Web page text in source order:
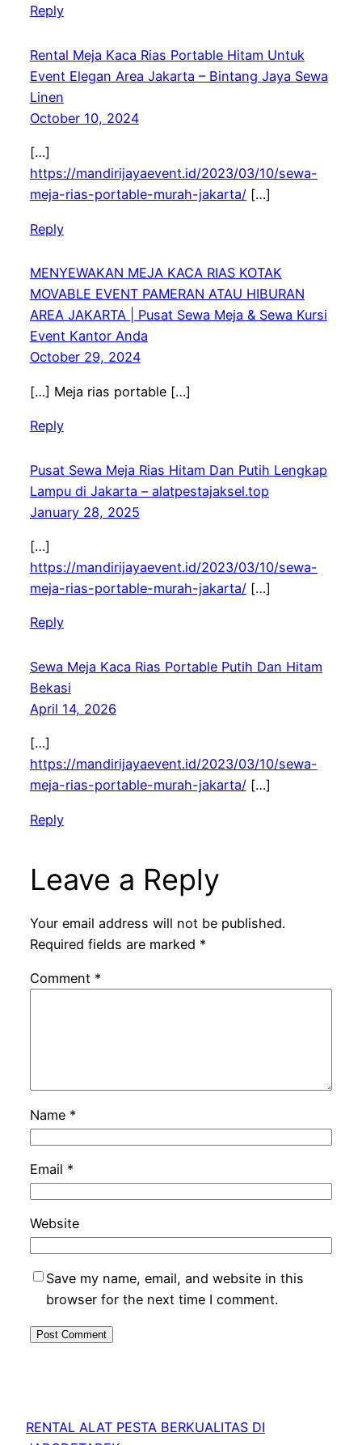
Reply
Rental Meja Kaca Rias Portable Hitam Untuk
Event Elegan Area Jakarta – Bintang Jaya Sewa
Linen
October 10, 2024
[…]
https://mandirijayaevent.id/2023/03/10/sewa-
meja-rias-portable-murah-jakarta/[…]
Reply
MENYEWAKAN MEJA KACA RIAS KOTAK
MOVABLE EVENT PAMERAN ATAU HIBURAN
AREA JAKARTA | Pusat Sewa Meja & Sewa Kursi
Event Kantor Anda
October 29, 2024
[…] Meja rias portable […]
Reply
Pusat Sewa Meja Rias Hitam Dan Putih Lengkap
Lampu di Jakarta – alatpestajaksel.top
January 28, 2025
[…]
https://mandirijayaevent.id/2023/03/10/sewa-
meja-rias-portable-murah-jakarta/[…]
Reply
Sewa Meja Kaca Rias Portable Putih Dan Hitam
Bekasi
April 14, 2026
[…]
https://mandirijayaevent.id/2023/03/10/sewa-
meja-rias-portable-murah-jakarta/[…]
Reply
Leave a Reply
Your email address will not be published.
Required fields are marked *
Comment *
Name *
Email *
Website
Save my name, email, and website in this
browser for the next time I comment.
RENTAL ALAT PESTA BERKUALITAS DI